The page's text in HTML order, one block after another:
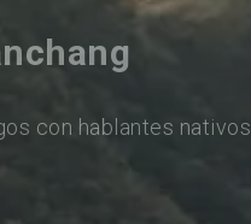
con hablantes nativos